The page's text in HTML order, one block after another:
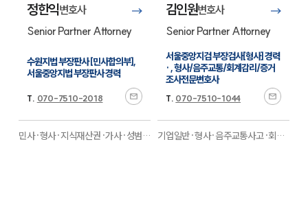
정한익변호사
Senior Partner Attorney
수원지법 부장판사 [민사합의부],
서울중앙지법 부장판사 경력
T. 070-7510-2018
민사·형사·지식재산권·가사·성범죄
김인원변호사
Senior Partner Attorney
서울중앙지검 부장검사[형사] 경력
· , 형사/음주교통/회계감리/증거
조사전문변호사
T. 070-7510-1044
기업일반·형사·음주교통사고·회계